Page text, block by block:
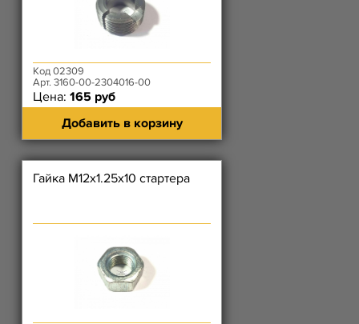
Код 02309
Арт. 3160-00-2304016-00
Цена: 165 руб
Добавить в корзину
Гайка М12х1.25х10 стартера